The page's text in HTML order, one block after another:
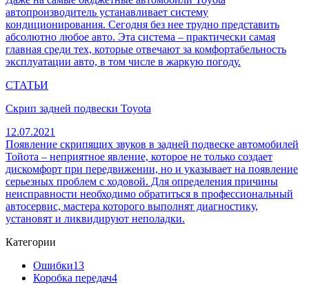
автопроизводитель устанавливает систему
кондиционирования. Сегодня без нее трудно представить
абсолютно любое авто. Эта система – практически самая
главная среди тех, которые отвечают за комфортабельность
эксплуатации авто, в том числе в жаркую погоду.
СТАТЬИ
Скрип задней подвески Toyota
12.07.2021
Появление скрипящих звуков в задней подвеске автомобилей
Тойота – неприятное явление, которое не только создает
дискомфорт при передвижении, но и указывает на появление
серьезных проблем с ходовой. Для определения причины
неисправности необходимо обратиться в профессиональный
автосервис, мастера которого выполнят диагностику,
установят и ликвидируют неполадки.
Категории
Ошибки13
Коробка передач4